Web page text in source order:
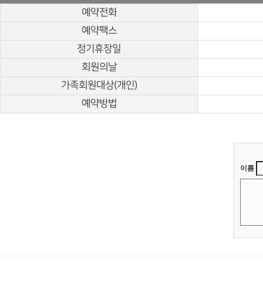
예약전화
예약팩스
정기휴장일
회원의날
가족회원대상(개인)
예약방법
이름